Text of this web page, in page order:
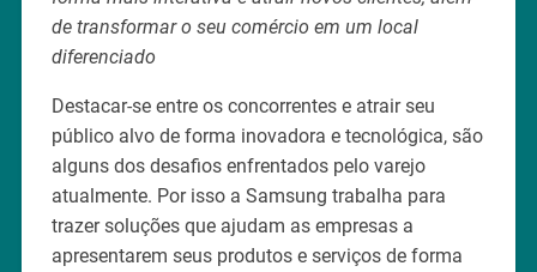
de transformar o seu comércio em um local
diferenciado
Destacar-se entre os concorrentes e atrair seu
público alvo de forma inovadora e tecnológica, são
alguns dos desafios enfrentados pelo varejo
atualmente. Por isso a Samsung trabalha para
trazer soluções que ajudam as empresas a
apresentarem seus produtos e serviços de forma